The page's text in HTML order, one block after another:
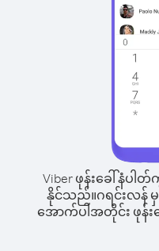
Viber ဖုန်းခေါ်နံပ
နိုင်သည်။ဂရင်းလန်
အောက်ပါအတိုင်း ဖုန်းခ